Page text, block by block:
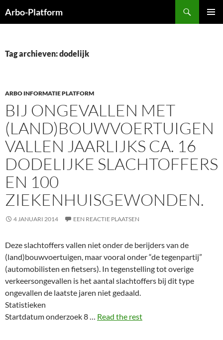
naar
Arbo-Platform
Tag archieven: dodelijk
ARBO INFORMATIE PLATFORM
BIJ ONGEVALLEN MET
(LAND)BOUWVOERTUIGEN
VALLEN JAARLIJKS CA. 16
DODELIJKE SLACHTOFFERS
EN 100
ZIEKENHUISGEWONDEN.
4 JANUARI 2014 EEN REACTIE PLAATSEN
Deze slachtoffers vallen niet onder de berijders van de
(land)bouwvoertuigen, maar vooral onder “de tegenpartij”
(automobilisten en fietsers). In tegenstelling tot overige
verkeersongevallen is het aantal slachtoffers bij dit type
ongevallen de laatste jaren niet gedaald.
Statistieken
Startdatum onderzoek 8 … Read the rest